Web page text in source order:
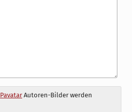
PavatarAutoren-Bilder werden